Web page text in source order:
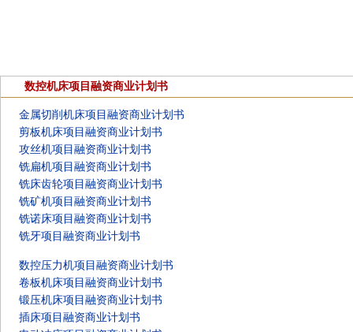
数控机床项目融资商业计划书
金属切削机床项目融资商业计划书
剪板机床项目融资商业计划书
攻丝机项目融资商业计划书
铣扁机项目融资商业计划书
铣床齿轮项目融资商业计划书
铣矿机项目融资商业计划书
铣诺床项目融资商业计划书
铣牙项目融资商业计划书
数控压力机项目融资商业计划书
卷板机床项目融资商业计划书
锻压机床项目融资商业计划书
插床项目融资商业计划书